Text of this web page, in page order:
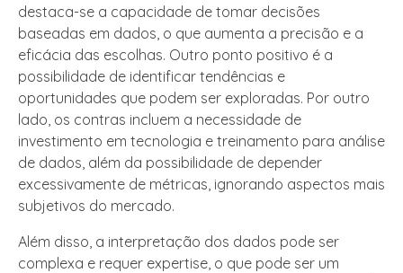
destaca-se a capacidade de tomar decisões
baseadas em dados, o que aumenta a precisão e a
eficácia das escolhas. Outro ponto positivo é a
possibilidade de identificar tendências e
oportunidades que podem ser exploradas. Por outro
lado, os contras incluem a necessidade de
investimento em tecnologia e treinamento para análise
de dados, além da possibilidade de depender
excessivamente de métricas, ignorando aspectos mais
subjetivos do mercado.
Além disso, a interpretação dos dados pode ser
complexa e requer expertise, o que pode ser um